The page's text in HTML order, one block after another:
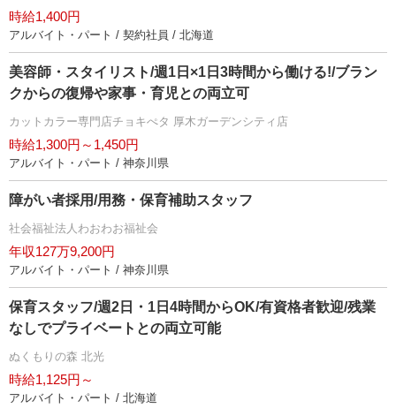
時給1,400円
アルバイト・パート / 契約社員 / 北海道
美容師・スタイリスト/週1日×1日3時間から働ける!/ブラン
クからの復帰や家事・育児との両立可
カットカラー専門店チョキぺタ 厚木ガーデンシティ店
時給1,300円～1,450円
アルバイト・パート / 神奈川県
障がい者採用/用務・保育補助スタッフ
社会福祉法人わおわお福祉会
年収127万9,200円
アルバイト・パート / 神奈川県
保育スタッフ/週2日・1日4時間からOK/有資格者歓迎/残業
なしでプライベートとの両立可能
ぬくもりの森 北光
時給1,125円～
アルバイト・パート / 北海道